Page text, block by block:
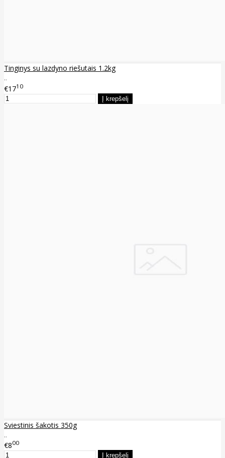
Tinginys su lazdyno riešutais 1.2kg
..
€1710
Sviestinis šakotis 350g
..
€800